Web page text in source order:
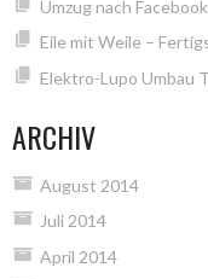
Umzug nach Facebook
Eile mit Weile –
Elektro-Lupo Umbau
ARCHIV
August 2014
Juli 2014
April 2014